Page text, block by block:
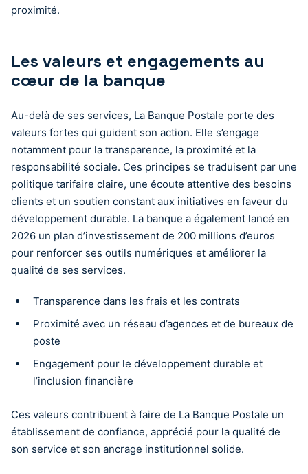
proximité.
Les valeurs et engagements au
cœur de la banque
Au-delà de ses services, La Banque Postale porte des
valeurs fortes qui guident son action. Elle s’engage
notamment pour la transparence, la proximité et la
responsabilité sociale. Ces principes se traduisent par une
politique tarifaire claire, une écoute attentive des besoins
clients et un soutien constant aux initiatives en faveur du
développement durable. La banque a également lancé en
2026 un plan d’investissement de 200 millions d’euros
pour renforcer ses outils numériques et améliorer la
qualité de ses services.
Transparence dans les frais et les contrats
Proximité avec un réseau d’agences et de bureaux de
poste
Engagement pour le développement durable et
l’inclusion financière
Ces valeurs contribuent à faire de La Banque Postale un
établissement de confiance, apprécié pour la qualité de
son service et son ancrage institutionnel solide.